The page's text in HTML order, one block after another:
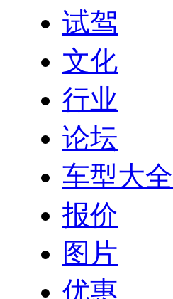
试驾
文化
行业
论坛
车型大全
报价
图片
优惠